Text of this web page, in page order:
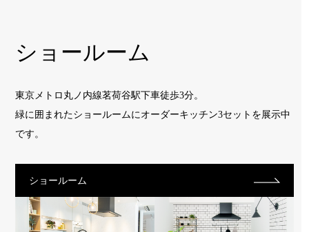
ショールーム
東京メトロ丸ノ内線茗荷谷駅下車徒歩3分。
緑に囲まれたショールームにオーダーキッチン3セットを展示中
です。
ショールーム